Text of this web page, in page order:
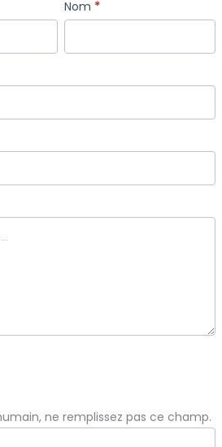
Nom *
ne remplissez pas ce champ.